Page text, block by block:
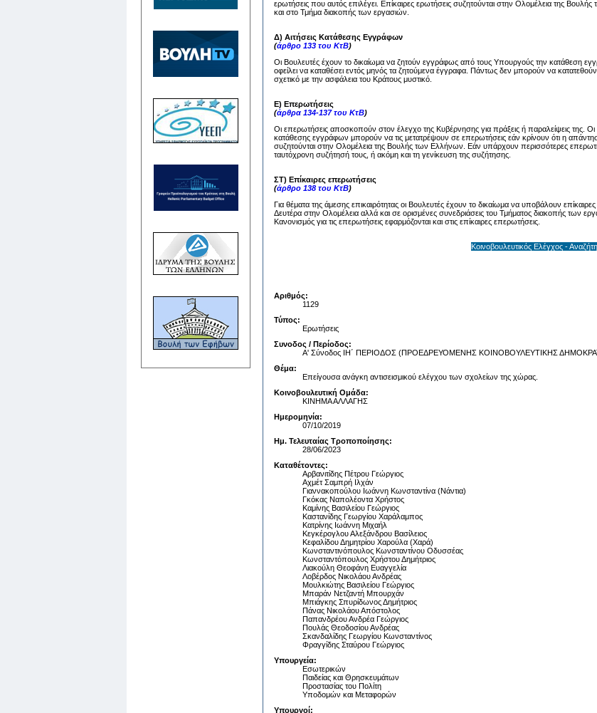
ερωτήσεις που αυτός επιλέγει. Επίκαιρες ερωτήσεις συζητούνται στην Ολομέλεια της
και στο Τμήμα διακοπής των εργασιών.
Δ) Αιτήσεις Κατάθεσης Εγγράφων
(άρθρο 133 του ΚτΒ)
Οι Βουλευτές έχουν το δικαίωμα να ζητούν εγγράφως από τους Υπουργούς την κατάθεση
οφείλει να καταθέσει εντός μηνός τα ζητούμενα έγγραφα. Πάντως δεν μπορούν να
σχετικό με την ασφάλεια του Κράτους μυστικό.
Ε) Επερωτήσεις
(άρθρα 134-137 του ΚτΒ)
Οι επερωτήσεις αποσκοπούν στον έλεγχο της Κυβέρνησης για πράξεις ή παραλείψεις της.
κατάθεσης εγγράφων μπορούν να τις μετατρέψουν σε επερωτήσεις εάν κρίνουν ότι η
συζητούνται στην Ολομέλεια της Βουλής των Ελλήνων. Εάν υπάρχουν περισσότερες
ταυτόχρονη συζήτησή τους, ή ακόμη και τη γενίκευση της συζήτησης.
ΣΤ) Επίκαιρες επερωτήσεις
(άρθρο 138 του ΚτΒ)
Για θέματα της άμεσης επικαιρότητας οι Βουλευτές έχουν το δικαίωμα να υποβάλουν
Δευτέρα στην Ολομέλεια αλλά και σε ορισμένες συνεδριάσεις του Τμήματος διακοπής των
Κανονισμός για τις επερωτήσεις εφαρμόζονται και στις επίκαιρες επερωτήσεις.
Κοινοβουλευτικός Ελέγχος -
Αριθμός:
1129
Τύπος:
Ερωτήσεις
Συνοδος / Περίοδος:
Α' Σύνοδος ΙΗ΄ ΠΕΡΙΟΔΟΣ (ΠΡΟΕΔΡΕΥΟΜΕΝΗΣ ΚΟΙΝΟΒΟΥΛΕΥΤΙΚΗΣ
Θέμα:
Επείγουσα ανάγκη αντισεισμικού ελέγχου των σχολείων της χώρας.
Κοινοβουλευτική Ομάδα:
ΚΙΝΗΜΑ ΑΛΛΑΓΗΣ
Ημερομηνία:
07/10/2019
Ημ. Τελευταίας Τροποποίησης:
28/06/2023
Καταθέτοντες:
Αρβανιτίδης Πέτρου Γεώργιος
Αχμέτ Σαμπρή Ιλχάν
Γιαννακοπούλου Ιωάννη Κωνσταντίνα (Νάντια)
Γκόκας Ναπολέοντα Χρήστος
Καμίνης Βασιλείου Γεώργιος
Καστανίδης Γεωργίου Χαράλαμπος
Κατρίνης Ιωάννη Μιχαήλ
Κεγκέρογλου Αλεξάνδρου Βασίλειος
Κεφαλίδου Δημητρίου Χαρούλα (Χαρά)
Κωνσταντινόπουλος Κωνσταντίνου Οδυσσέας
Κωνσταντόπουλος Χρήστου Δημήτριος
Λιακούλη Θεοφάνη Ευαγγελία
Λοβέρδος Νικολάου Ανδρέας
Μουλκιώτης Βασιλείου Γεώργιος
Μπαράν Νετζαντή Μπουρχάν
Μπιάγκης Σπυρίδωνος Δημήτριος
Πάνας Νικολάου Απόστολος
Παπανδρέου Ανδρέα Γεώργιος
Πουλάς Θεοδοσίου Ανδρέας
Σκανδαλίδης Γεωργίου Κωνσταντίνος
Φραγγίδης Σταύρου Γεώργιος
Υπουργεία:
Εσωτερικών
Παιδείας και Θρησκευμάτων
Προστασίας του Πολίτη
Υποδομών και Μεταφορών
Υπουργοί: